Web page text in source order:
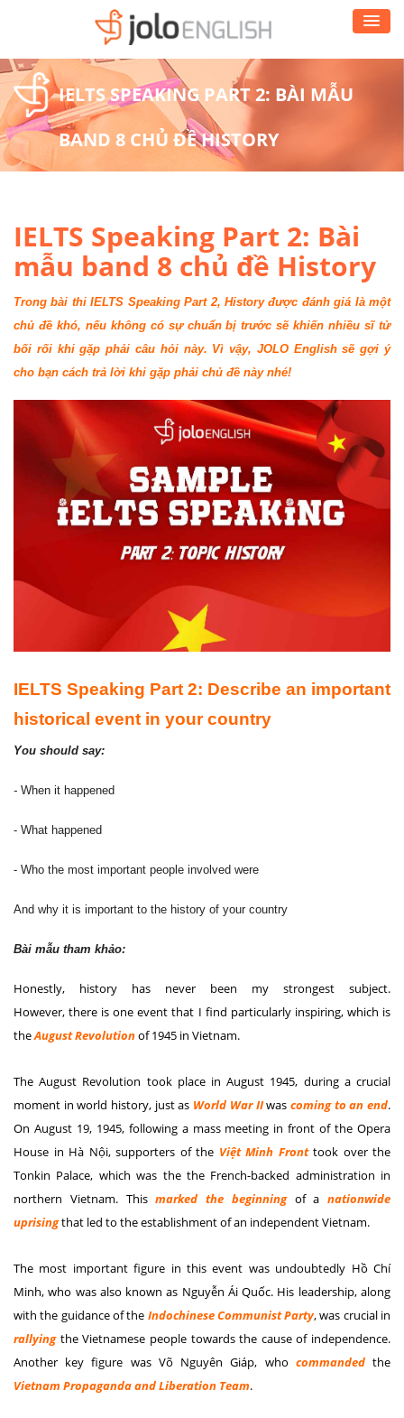
IELTS SPEAKING PART 2: BÀI MẪU
BAND 8 CHỦ ĐỀ HISTORY
IELTS Speaking Part 2: Bài
mẫu band 8 chủ đề History
Trong bài thi IELTS Speaking Part 2, History được đánh giá là một
chủ đề khó, nếu không có sự chuẩn bị trước sẽ khiến nhiều sĩ tử
bối rối khi gặp phải câu hỏi này. Vì vậy, JOLO English sẽ gợi ý
cho bạn cách trả lời khi gặp phải chủ đề này nhé!
IELTS Speaking Part 2: Describe an important
historical event in your country
You should say:
- When it happened
- What happened
- Who the most important people involved were
And why it is important to the history of your country
Bài mẫu tham khảo:
Honestly, history has never been my strongest subject.
However,there is one event that I find particularly inspiring, which is
theAugust Revolutionof 1945 in Vietnam.
The August Revolution took place in August 1945, during a crucial
moment in world history, just as World War IIwas coming to an end.
On August 19, 1945, following a mass meeting in front of the Opera
House in Hà Nội, supporters of the Việt Minh Fronttook over the
Tonkin Palace, which was the the French-backed administration in
northern Vietnam. Thismarked the beginningof a nationwide
uprisingthat led to the establishment of an independent Vietnam.
The most important figure in this event was undoubtedly Hồ Chí
Minh, who was also known as Nguyễn Ái Quốc. His leadership, along
with the guidance of the Indochinese Communist Party, was crucial in
rallyingthe Vietnamese people towards the cause of independence.
Another key figure was Võ Nguyên Giáp, who commandedthe
Vietnam PropagandaandLiberation Team.